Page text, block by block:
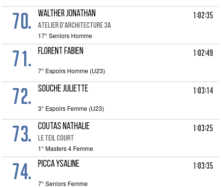
70. WALTHER Jonathan
ATELIER D'ARCHITECTURE 3A
1:02:35
17° Seniors Homme
71. FLORENT Fabien 1:02:49
7° Espoirs Homme (U23)
72. SOUCHE Juliette 1:03:14
3° Espoirs Femme (U23)
73. COUTAS Nathalie
Le Teil Court
1:03:25
1° Masters 4 Femme
74. PICCA Ysaline 1:03:35
7° Seniors Femme